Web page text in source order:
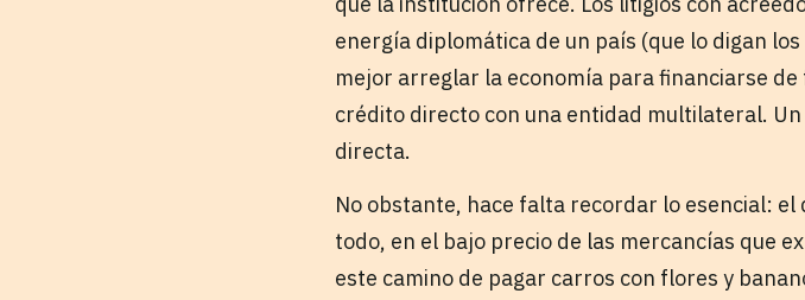
energía diplomática de un país (que lo digan
mejor arreglar la economía para financiarse
crédito directo con una entidad multilateral.
directa.
No obstante, hace falta recordar lo esencial:
todo, en el bajo precio de las mercancías que
este camino de pagar carros con flores y